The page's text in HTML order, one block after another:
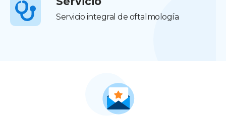
Servicio integral de oftalmología